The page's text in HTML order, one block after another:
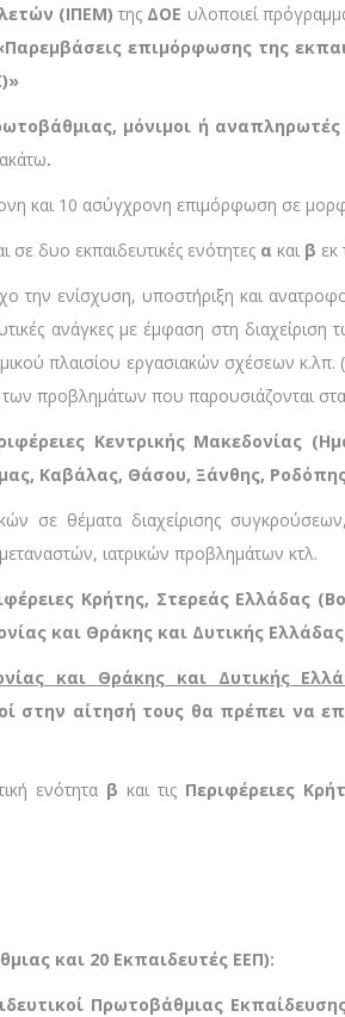
(ΙΠΕΜ)της ΔΟΕ υλοποιεί
επιμόρφωσης της
μόνιμοι ή
.
και 10 ασύγχρονη επιμόρφωση σε
δυο εκπαιδευτικές ενότητες α και β εκ
την ενίσχυση, υποστήριξη και
ανάγκες με έμφαση στη
πλαισίου εργασιακών σχέσεων κ.λπ.
των προβλημάτων που παρουσιάζονται
Κεντρικής Μακεδονίας
Καβάλας, Θάσου, Ξάνθης,
σε θέματα διαχείρισης
ιατρικών προβλημάτων κτλ.
Κρήτης, Στερεάς Ελλάδας
και Θράκης και Δυτικής
και Θράκης και Δυτικής
στην αίτησή τους θα πρέπει να
ενότητα β και τις Περιφέρειες
και 20 Εκπαιδευτές ΕΕΠ):
Πρωτοβάθμιας